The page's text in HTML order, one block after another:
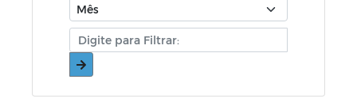
Eleição Conselho Tutelar 2019
Relatório Resumido da Execução